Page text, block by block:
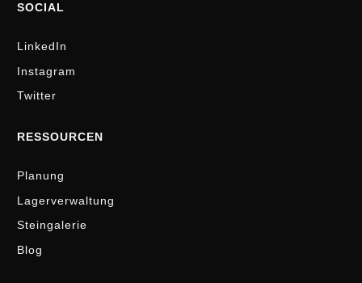
SOCIAL
LinkedIn
Instagram
Twitter
RESSOURCEN
Planung
Lagerverwaltung
Steingalerie
Blog